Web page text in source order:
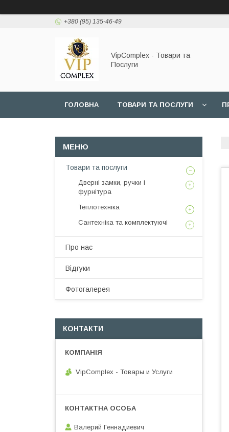
+380 (95) 135-46-49
VipComplex - Товари та
Послуги
ГОЛОВНА ТОВАРИ ТА ПОСЛУГИ
Товари та послуги
Дверні замки, ручки і
фурнітура
Теплотехніка
Сантехніка та комплектуючі
Про нас
Відгуки
Фотогалерея
КОНТАКТИ
VipComplex - Товары и Услуги
Валерий Геннадиевич